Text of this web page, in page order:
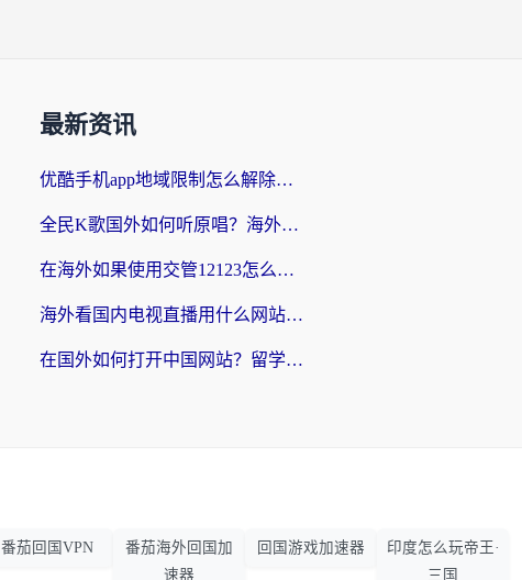
最新资讯
优酷手机app地域限制怎么解除？海外党亲测有效的追剧方案
全民K歌国外如何听原唱？海外党亲测有效的回国加速器选择指南
在海外如果使用交管12123怎么处理？留学生亲测有效的回国加速方案
海外看国内电视直播用什么网站比较好？一篇解决你所有追剧难题的实用指南
在国外如何打开中国网站？留学生与海外华人的无缝访问指南
番茄回国VPN
番茄海外回国加
速器
回国游戏加速器
印度怎么玩帝王·
三国